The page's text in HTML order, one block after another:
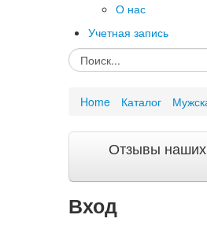
О нас
Учетная запись
Home Каталог
Отзывы наших
Вход